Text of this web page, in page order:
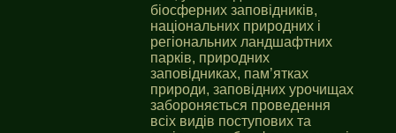
біосферних заповідників,
національних природних і
регіональних ландшафтних
парків, природних
заповідниках, пам’ятках
природи, заповідних урочищах
забороняється проведення
всіх видів поступових та